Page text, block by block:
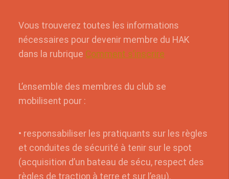
Vous trouverez toutes les informations
nécessaires pour devenir membre du HAK
dans la rubrique Comment s’inscrire
L’ensemble des membres du club se
mobilisent pour :
• responsabiliser les pratiquants sur les règles
et conduites de sécurité à tenir sur le spot
(acquisition d’un bateau de sécu, respect des
règles de traction à terre et sur l’eau).